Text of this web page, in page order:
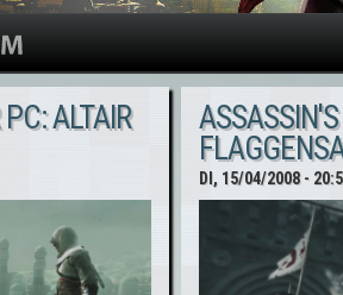
ALTAIR
DI, 15/04/2008 -